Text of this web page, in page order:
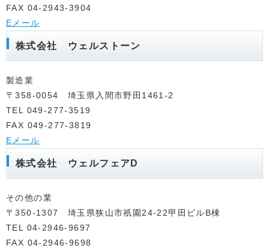
FAX 04-2943-3904
Eメール
株式会社 ウェルストーン
製造業
〒358-0054 埼玉県入間市野田1461-2
TEL 049-277-3519
FAX 049-277-3819
Eメール
株式会社 ウェルフェアD
その他の業
〒350-1307 埼玉県狭山市祇園24-22甲田ビルB棟
TEL 04-2946-9697
FAX 04-2946-9698